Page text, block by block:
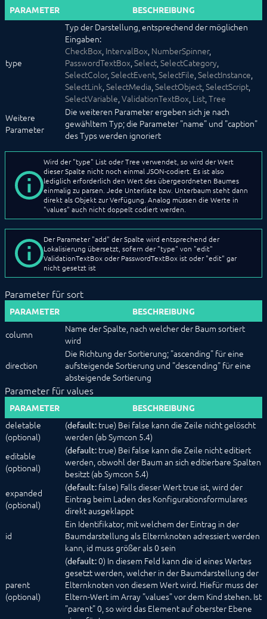
PARAMETER BESCHREIBUNG
type
Typ der Darstellung, entsprechend der möglichen
Eingaben:
CheckBox, IntervalBox, NumberSpinner,
PasswordTextBox,Select,SelectCategory,
SelectColor,SelectEvent,SelectFile,SelectInstance,
SelectLink,SelectMedia,SelectObject,SelectScript,
SelectVariable,ValidationTextBox, List,Tree
Weitere
Parameter
Die weiteren Parameter ergeben sich je nach
gewähltem Typ; die Parameter "name" und "caption"
des Typs werden ignoriert
Wird der "type" List oder Tree verwendet, so wird der Wert
dieser Spalte nicht noch einmal JSON-codiert. Es ist also
lediglich erforderlich den Wert des übergeordneten Baumes
einmalig zu parsen. Jede Unterliste bzw. Unterbaum steht dann
direkt als Objekt zur Verfügung. Analog müssen die Werte in
"values" auch nicht doppelt codiert werden.
Der Parameter "add" der Spalte wird entsprechend der
Lokalisierung übersetzt, sofern der "type" von "edit"
ValidationTextBox oder PasswordTextBox ist oder "edit" gar
nicht gesetzt ist
Parameter für sort
PARAMETER BESCHREIBUNG
column
Name der Spalte, nach welcher der Baum sortiert
wird
direction
Die Richtung der Sortierung; "ascending" für eine
aufsteigende Sortierung und "descending" für eine
absteigende Sortierung
Parameter für values
PARAMETER BESCHREIBUNG
deletable
(optional)
(default: true) Bei false kann die Zeile nicht gelöscht
werden (ab Symcon 5.4)
editable
(optional)
(default: true) Bei false kann die Zeile nicht editiert
werden, obwohl der Baum an sich editierbare Spalten
besitzt (ab Symcon 5.4)
expanded
(optional)
(default: false) Falls dieser Wert true ist, wird der
Eintrag beim Laden des Konfigurationsformulares
direkt ausgeklappt
id
Ein Identifikator, mit welchem der Eintrag in der
Baumdarstellung als Elternknoten adressiert werden
kann, id muss größer als 0 sein
parent
(optional)
(default:0) In diesem Feld kann die id eines Wertes
gesetzt werden, welcher in der Baumdarstellung der
Elternknoten von diesem Wert wird. Hiefür muss der
Eltern-Wert im Array "values" vor dem Kind stehen. Ist
"parent" 0, so wird das Element auf oberster Ebene